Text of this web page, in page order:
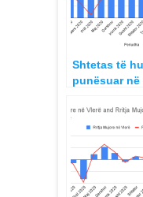
Shtetas të
punësuar në
Shqipërisë
Janar 2020